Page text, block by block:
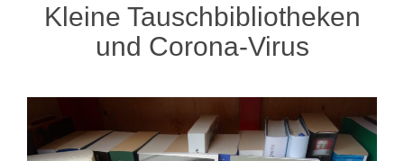
Kleine Tauschbibliotheken
und Corona-Virus